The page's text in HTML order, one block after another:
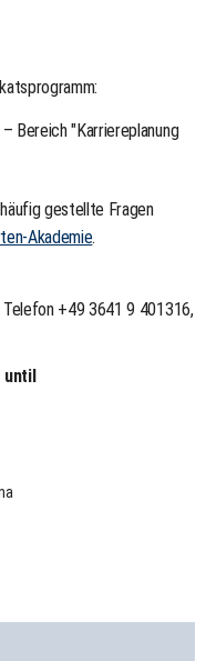
Bereich "Karriereplanung
gestellte Fragen
Akademie.
Telefon +49 3641 9 401316,
until